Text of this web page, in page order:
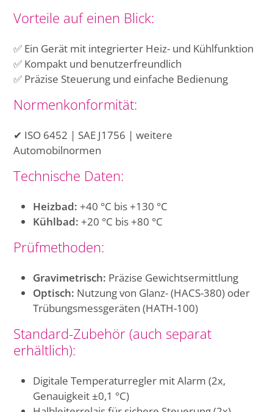
Vorteile auf einen Blick:
✅ Ein Gerät mit integrierter Heiz- und Kühlfunktion
✅ Kompakt und benutzerfreundlich
✅ Präzise Steuerung und einfache Bedienung
Normenkonformität:
✔ ISO 6452 | SAE J1756 | weitere
Automobilnormen
Technische Daten:
Heizbad: +40 °C bis +130 °C
Kühlbad: +20 °C bis +80 °C
Prüfmethoden:
Gravimetrisch: Präzise Gewichtsermittlung
Optisch: Nutzung von Glanz- (HACS-380) oder
Trübungsmessgeräten (HATH-100)
Standard-Zubehör (auch separat
erhältlich):
Digitale Temperaturregler mit Alarm (2x,
Genauigkeit ±0,1 °C)